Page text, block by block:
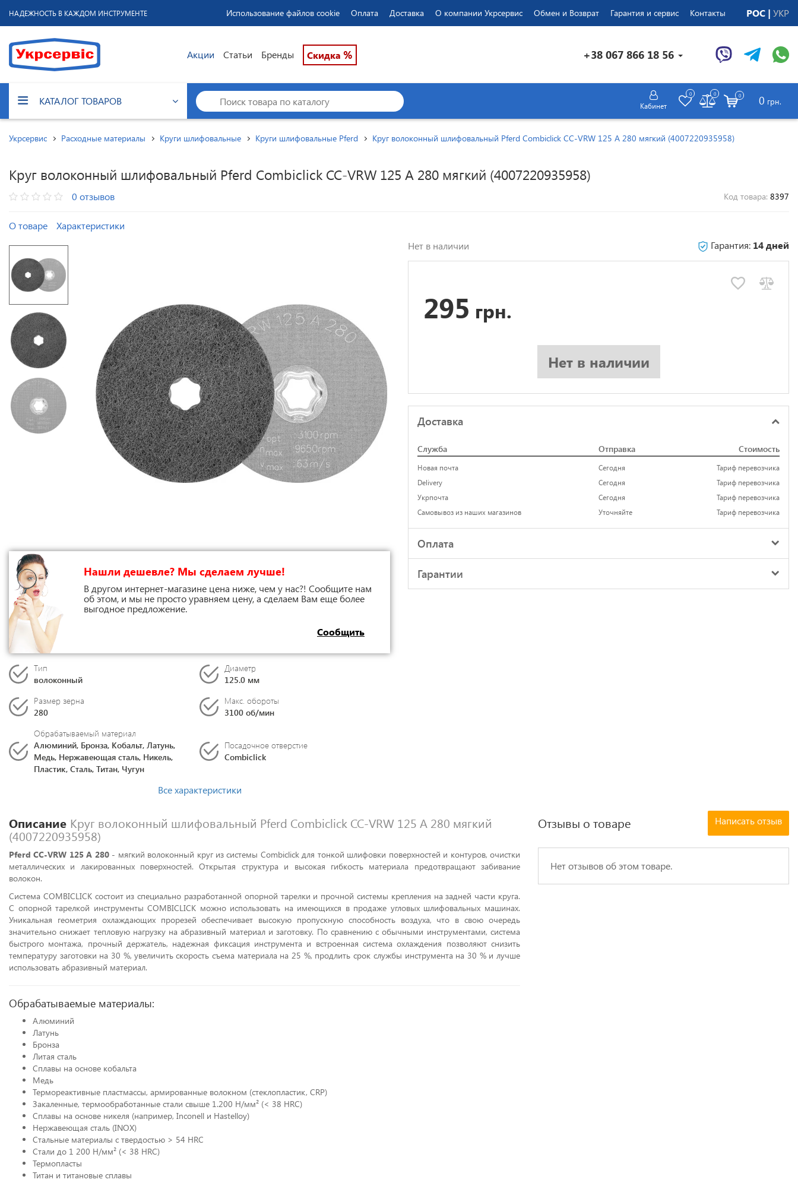
НАДЕЖНОСТЬ В КАЖДОМ ИНСТРУМЕНТЕ Использование файлов cookie Оплата Доставка О компании Укрсервис Обмен и Возврат Гарантия и сервис Контакты РОС УКР
Акции Статьи Бренды Скидка % +38 067 866 18 56
КАТАЛОГ ТОВАРОВ Кабинет
0 0 0 0 грн.
Укрсервис Расходные материалы Круги шлифовальные Круги шлифовальные Pferd Круг волоконный шлифовальный Pferd Combiclick CC-VRW 125 A 280 мягкий (4007220935958)
Круг волоконный шлифовальный Pferd Combiclick CC-VRW 125 A 280 мягкий (4007220935958)
0 отзывов Код товара: 8397
О товаре Характеристики
Нашли дешевле? Мы сделаем лучше!
В другом интернет-магазине цена ниже, чем у нас?! Сообщите нам
об этом, и мы не просто уравняем цену, а сделаем Вам еще более
выгодное предложение.
Сообщить
Тип
волоконный
Диаметр
125.0 мм
Размер зерна
280
Макс. обороты
3100 об/мин
Обрабатываемый материал
Алюминий, Бронза, Кобальт, Латунь,
Медь, Нержавеющая сталь, Никель,
Пластик, Сталь, Титан, Чугун
Посадочное отверстие
Combiclick
Все характеристики
Нет в наличии Гарантия: 14 дней
295 грн.
Нет в наличии
Доставка
Служба Отправка Стоимость
Новая почта Сегодня
Тариф перевозчика
Delivery
Сегодня
Тариф перевозчика
Укрпочта
Сегодня
Тариф перевозчика
Самовывоз из наших магазинов
Уточняйте Тариф перевозчика
Оплата
Гарантии
Описание Круг волоконный шлифовальный Pferd Combiclick CC-VRW 125 A 280 мягкий
(4007220935958)
PferdCC-VRW 125 A 280- мягкий волоконный круг из системы Combiclick для тонкой шлифовки поверхностей и контуров, очистки
металлических и лакированных поверхностей. Открытая структура и высокая гибкость материала предотвращают забивание
волокон.
Система COMBICLICK состоит из специально разработанной опорной тарелки и прочной системы крепления на задней части круга.
С опорной тарелкой инструменты COMBICLICK можно использовать на имеющихся в продаже угловых шлифовальных машинах.
Уникальная геометрия охлаждающих прорезей обеспечивает высокую пропускную способность воздуха, что в свою очередь
значительно снижает тепловую нагрузку на абразивный материал и заготовку. По сравнению с обычными инструментами, система
быстрого монтажа, прочный держатель, надежная фиксация инструмента и встроенная система охлаждения позволяют снизить
температуру заготовки на 30 %, увеличить скорость съема материала на 25 %, продлить срок службы инструмента на 30 % и лучше
использовать абразивный материал.
Обрабатываемые материалы:
Алюминий
Латунь
Бронза
Литая сталь
Сплавы на основе кобальта
Медь
Термореактивные пластмассы, армированные волокном (стеклопластик, CRP)
Закаленные, термообработанные стали свыше 1.200 Н/мм² (< 38 HRC)
Сплавы на основе никеля (например, Inconell и Hastelloy)
Нержавеющая сталь (INOX)
Стальные материалы с твердостью > 54 HRC
Стали до 1 200 Н/мм² (< 38 HRC)
Термопласты
Титан и титановые сплавы
Отзывы о товаре Написать отзыв
Нет отзывов об этом товаре.